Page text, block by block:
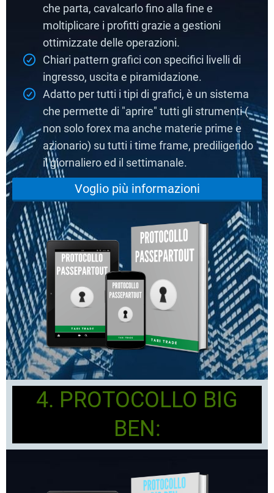
che parta, cavalcarlo fino alla fine e
moltiplicare i profitti grazie a gestioni
ottimizzate delle operazioni.
Chiari pattern grafici con specifici livelli di
ingresso, uscita e piramidazione.
Adatto per tutti i tipi di grafici, è un sistema
che permette di "aprire" tutti gli strumenti (
non solo forex ma anche materie prime e
azionario) su tutti i time frame, prediligendo
il giornaliero ed il settimanale.
Voglio più informazioni
4. PROTOCOLLO BIG
BEN: